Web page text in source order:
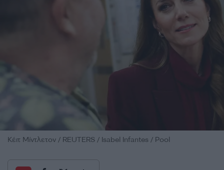
Κέιτ Μίντλετον / REUTERS / Isabel Infantes / Pool